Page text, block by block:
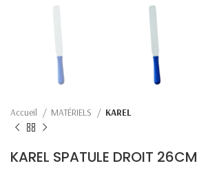
Accueil MATÉRIELS KAREL
KAREL SPATULE DROIT 26CM